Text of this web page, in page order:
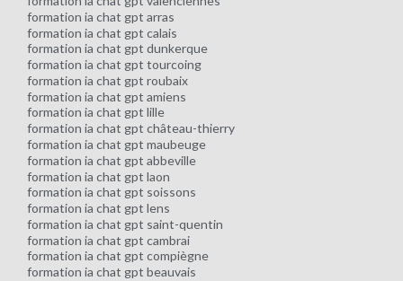
formation ia chat gpt arras
formation ia chat gpt calais
formation ia chat gpt dunkerque
formation ia chat gpt tourcoing
formation ia chat gpt roubaix
formation ia chat gpt amiens
formation ia chat gpt lille
formation ia chat gpt château-thierry
formation ia chat gpt maubeuge
formation ia chat gpt abbeville
formation ia chat gpt laon
formation ia chat gpt soissons
formation ia chat gpt lens
formation ia chat gpt saint-quentin
formation ia chat gpt cambrai
formation ia chat gpt compiègne
formation ia chat gpt beauvais